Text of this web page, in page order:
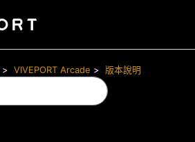
VIVEPORT Arcade 版本說明